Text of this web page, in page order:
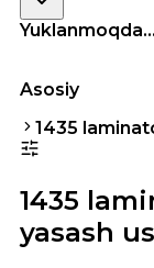
Yuklanmoqda...
Asosiy
1435
1435
yasash